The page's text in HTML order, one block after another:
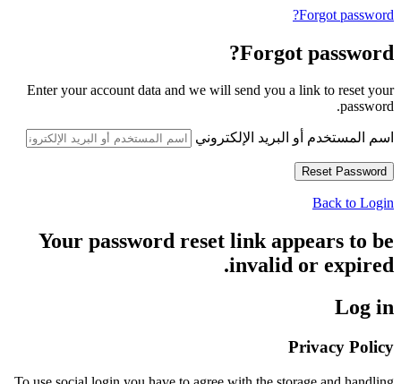
Forgot password?
Forgot password?
Enter your account data and we will send you a link to reset your
password.
اسم المستخدم أو البريد الإلكتروني
Back to Login
Your password reset link appears to be
invalid or expired.
Log in
Privacy Policy